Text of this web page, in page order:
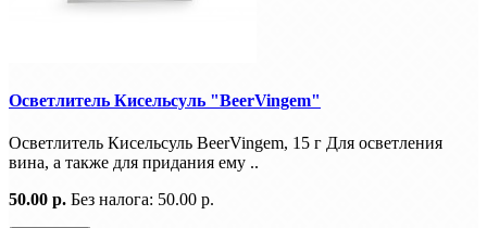
Осветлитель Кисельсуль "BeerVingem"
Осветлитель Кисельсуль BeerVingem, 15 г Для осветления
вина, а также для придания ему ..
50.00 р. Без налога: 50.00 р.